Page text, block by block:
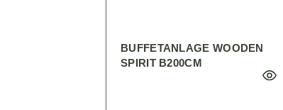
BUFFETANLAGE WOODEN
SPIRIT B200CM